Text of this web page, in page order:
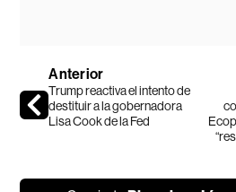
Anterior
Trump reactiva el intento de
destituir a la gobernadora
Lisa Cook de la Fed